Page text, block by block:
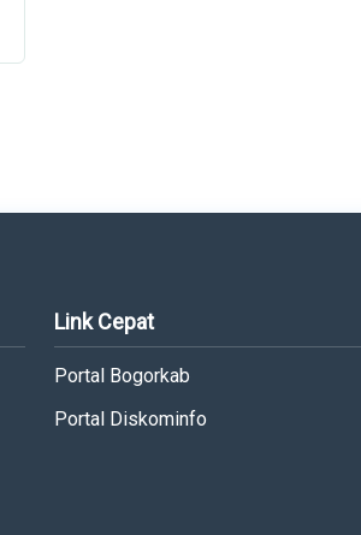
Link Cepat
Portal Bogorkab
Portal Diskominfo